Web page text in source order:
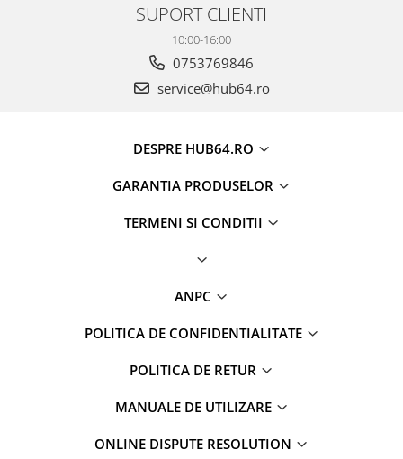
SUPORT CLIENTI
10:00-16:00
0753769846
service@hub64.ro
DESPRE HUB64.RO
GARANTIA PRODUSELOR
TERMENI SI CONDITII
ANPC
POLITICA DE CONFIDENTIALITATE
POLITICA DE RETUR
MANUALE DE UTILIZARE
ONLINE DISPUTE RESOLUTION